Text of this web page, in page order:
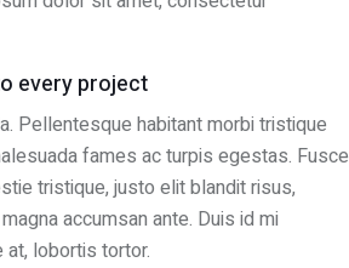
every project
Pellentesque habitant morbi tristique
fames ac turpis egestas. Fusce
tristique, justo elit blandit risus,
accumsan ante. Duis id mi
at, lobortis tortor.